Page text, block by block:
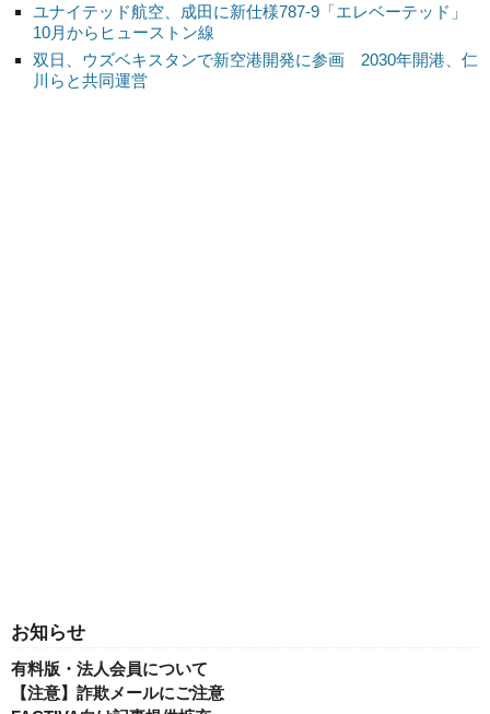
ユナイテッド航空、成田に新仕様787-9「エレベーテッド」
10月からヒューストン線
双日、ウズベキスタンで新空港開発に参画 2030年開港、仁
川らと共同運営
お知らせ
有料版・法人会員について
【注意】詐欺メールにご注意